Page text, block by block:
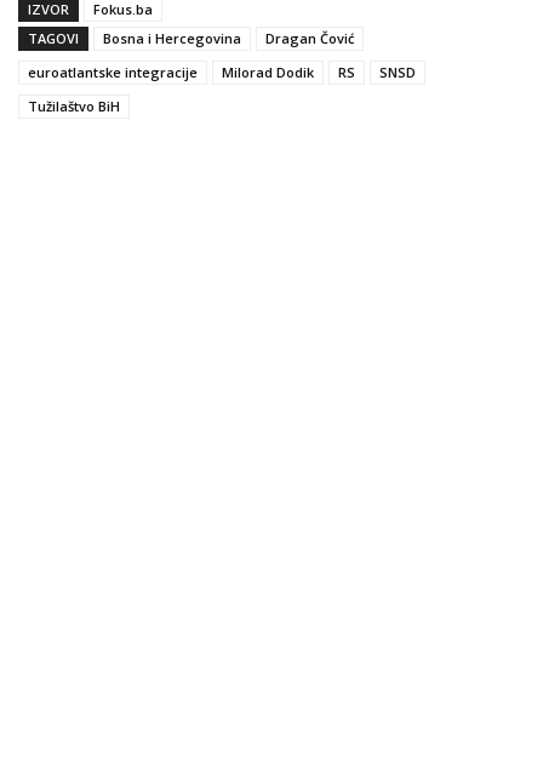
IZVOR
Fokus.ba
TAGOVI
Bosna i Hercegovina
Dragan Čović
euroatlantske integracije
Milorad Dodik RS
SNSD
Tužilaštvo BiH